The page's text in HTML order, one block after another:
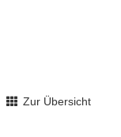
Zur Übersicht